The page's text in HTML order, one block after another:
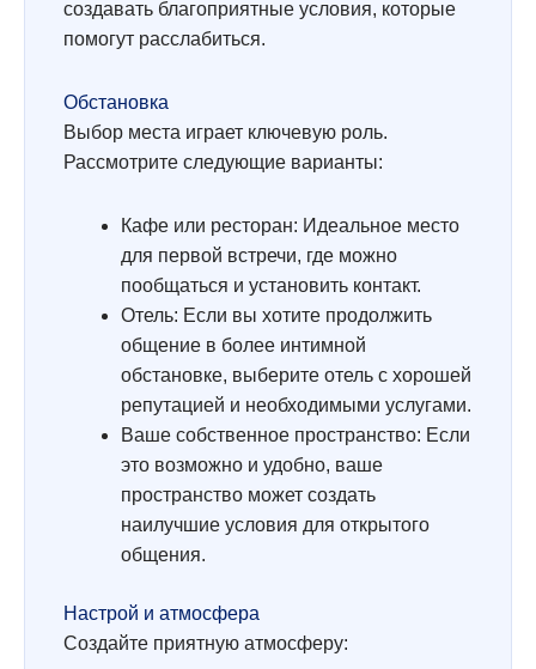
создавать благоприятные условия, которые
помогут расслабиться.
Обстановка
Выбор места играет ключевую роль.
Рассмотрите следующие варианты:
Кафе или ресторан: Идеальное место
для первой встречи, где можно
пообщаться и установить контакт.
Отель: Если вы хотите продолжить
общение в более интимной
обстановке, выберите отель с хорошей
репутацией и необходимыми услугами.
Ваше собственное пространство: Если
это возможно и удобно, ваше
пространство может создать
наилучшие условия для открытого
общения.
Настрой и атмосфера
Создайте приятную атмосферу: